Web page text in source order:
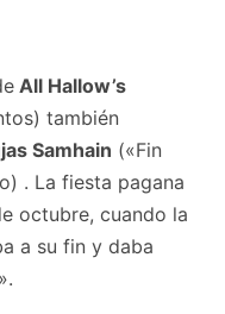
All Hallow’s
también
Samhain («Fin
. La fiesta pagana
octubre, cuando la
a su fin y daba